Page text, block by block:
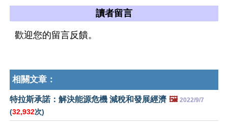
讀者留言
歡迎您的留言反饋。
相關文章：
特拉斯承諾：解決能源危機 減稅和發展經濟 🖼️ 2022/9/7
(32,932次)